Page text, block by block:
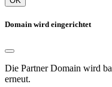
Domain wird eingerichtet
Die Partner Domain wird
erneut.